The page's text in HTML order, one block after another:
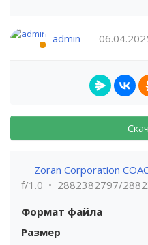
admin
Zoran Corporation
f/1.0
2882382797/
Формат файла
Размер